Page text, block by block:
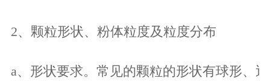
2、颗粒形状、粉体粒度及粒度分布
a、形状要求。常见的颗粒的形状有球形、